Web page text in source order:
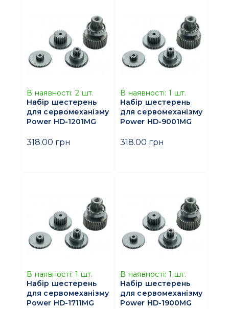
В наявності: 2 шт.
Набір шестерень
для сервомеханізму
Power HD-1201MG
318.00 грн
В наявності: 1 шт.
Набір шестерень
для сервомеханізму
Power HD-9001MG
318.00 грн
В наявності: 1 шт.
Набір шестерень
для сервомеханізму
Power HD-1711MG
В наявності: 1 шт.
Набір шестерень
для сервомеханізму
Power HD-1900MG